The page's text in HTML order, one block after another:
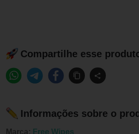
Compartilhe esse
Informações sobre o
Marca: Free Wipes